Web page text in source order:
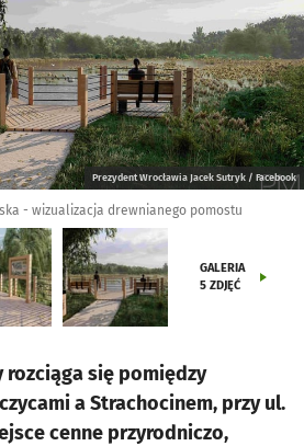
Prezydent Wrocławia Jacek Sutryk / Facebook
- wizualizacja drewnianego pomostu
GALERIA
5 ZDJĘĆ
się pomiędzy
a Strachocinem, przy ul.
cenne przyrodniczo,